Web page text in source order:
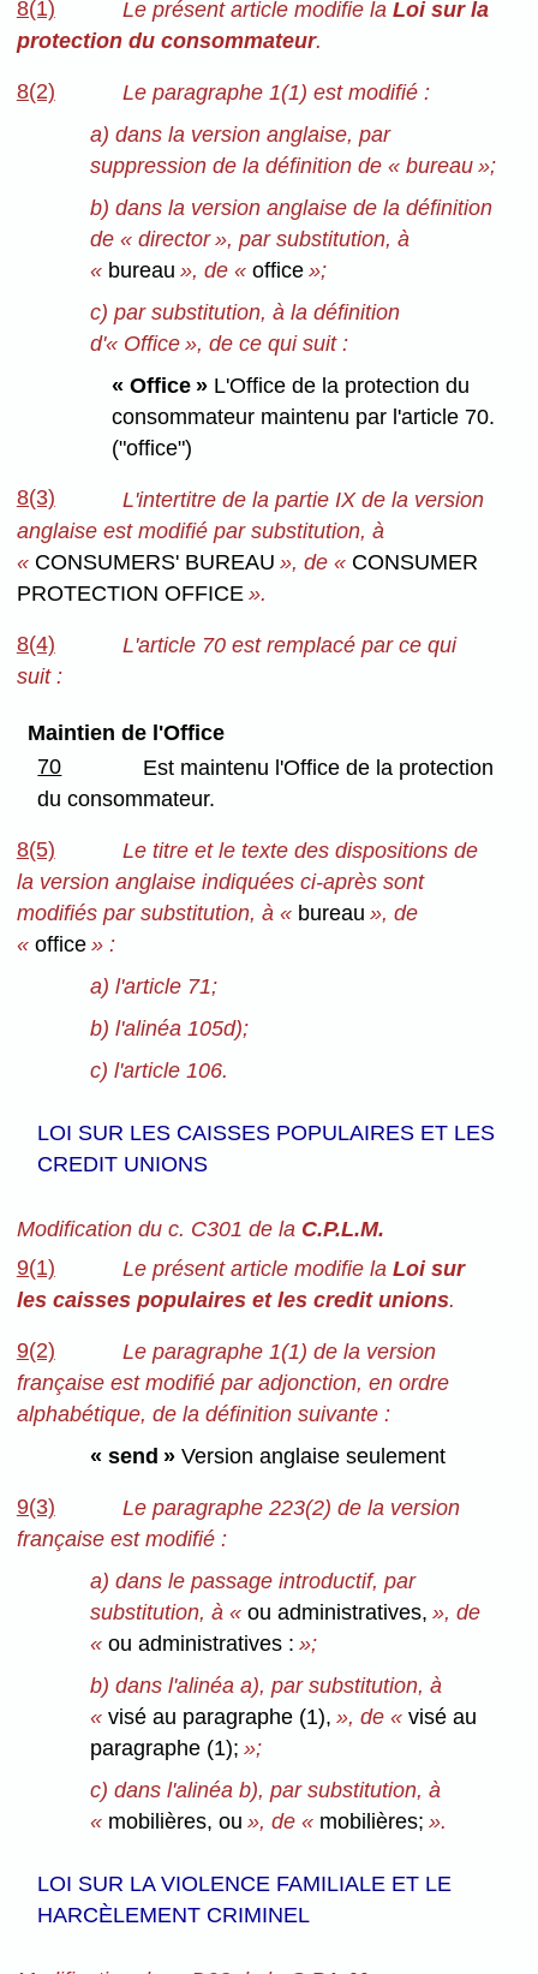
8(1) Le présent article modifie la Loi sur la
protection du consommateur.
8(2)
Le paragraphe 1(1) est modifié :
a) dans la version anglaise, par
suppression de la définition de « bureau »;
b) dans la version anglaise de la définition
de « director », par substitution, à
« bureau », de «office »;
c) par substitution, à la définition
d'« Office », de ce qui suit :
« Office »L'Office de la protection du
consommateur maintenu par l'article 70.
("office")
8(3)
L'intertitre de la partie IX de la version
anglaise est modifié par substitution, à
« CONSUMERS' BUREAU », de « CONSUMER
PROTECTION OFFICE ».
8(4)
L'article 70 est remplacé par ce qui
suit :
Maintien de l'Office
70
Est maintenu l'Office de la protection
du consommateur.
8(5)
Le titre et le texte des dispositions de
la version anglaise indiquées ci-après sont
modifiés par substitution, à « bureau », de
« office» :
a) l'article 71;
b) l'alinéa 105d);
c) l'article 106.
LOI SUR LES CAISSES POPULAIRES ET LES
CREDIT UNIONS
Modification du c. C301 de la C.P.L.M.
9(1)
Le présent article modifie la Loi sur
les caisses populaires et les credit unions.
9(2)
Le paragraphe 1(1) de la version
française est modifié par adjonction, en ordre
alphabétique, de la définition suivante :
« send » Version anglaise seulement
9(3)
Le paragraphe 223(2) de la version
française est modifié :
a) dans le passage introductif, par
substitution, à «ou administratives, », de
«ou administratives : »;
b) dans l'alinéa a), par substitution, à
«visé au paragraphe (1), », de «visé au
paragraphe (1); »;
c) dans l'alinéa b), par substitution, à
« mobilières, ou », de « mobilières; ».
LOI SUR LA VIOLENCE FAMILIALE ET LE
HARCÈLEMENT CRIMINEL